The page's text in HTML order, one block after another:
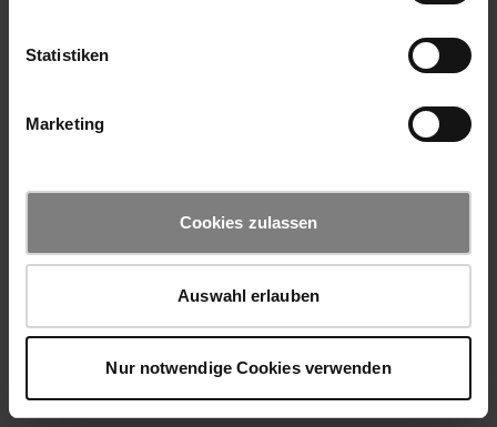
Statistiken
Marketing
Cookies zulassen
Auswahl erlauben
Nur notwendige Cookies verwenden